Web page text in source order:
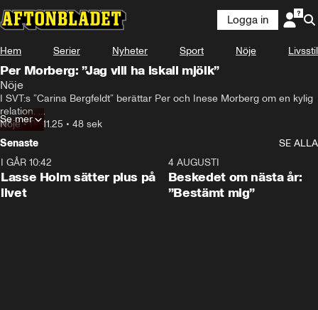
Logga in
Hem Serier Nyheter Sport Nöje Livsstil
Per Morberg: ”Jag vill ha iskall mjölk”
Nöje
I SVT:s ”Carina Bergfeldt” berättar Per och Inese Morberg om en kylig
relation.
De sina egna knep för att få vardagen att fungera – bland annat
separata sovrum. Och separata kylskåp.
Nöje•08.11.25 • 48 sek
Se mer
Senaste
SE ALLA
I GÅR 10:42
Lasse Holm sätter plus på
livet
4 AUGUSTI
Beskedet om nästa år:
”Bestämt mig”